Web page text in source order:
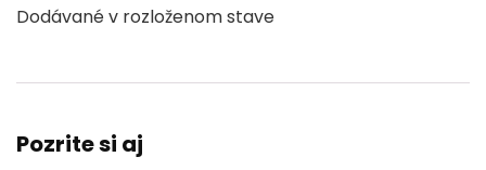
Dodávané v rozloženom stave
Pozrite si aj